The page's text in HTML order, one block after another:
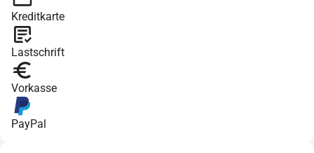
Kreditkarte
Lastschrift
Vorkasse
PayPal